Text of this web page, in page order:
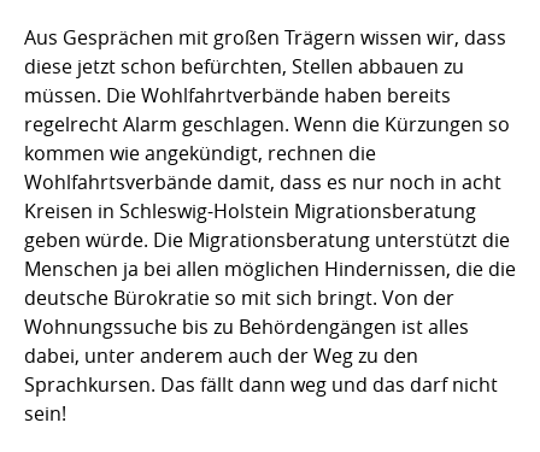
Aus Gesprächen mit großen Trägern wissen wir, dass
diese jetzt schon befürchten, Stellen abbauen zu
müssen. Die Wohlfahrtverbände haben bereits
regelrecht Alarm geschlagen. Wenn die Kürzungen so
kommen wie angekündigt, rechnen die
Wohlfahrtsverbände damit, dass es nur noch in acht
Kreisen in Schleswig-Holstein Migrationsberatung
geben würde. Die Migrationsberatung unterstützt die
Menschen ja bei allen möglichen Hindernissen, die die
deutsche Bürokratie so mit sich bringt. Von der
Wohnungssuche bis zu Behördengängen ist alles
dabei, unter anderem auch der Weg zu den
Sprachkursen. Das fällt dann weg und das darf nicht
sein!